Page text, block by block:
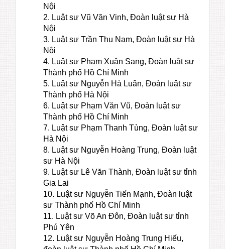
Nội
2. Luật sư Vũ Văn Vinh, Đoàn luật sư Hà
Nội
3. Luật sư Trần Thu Nam, Đoàn luật sư Hà
Nội
4. Luật sư Phạm Xuân Sang, Đoàn luật sư
Thành phố Hồ Chí Minh
5. Luật sư Nguyễn Hà Luân, Đoàn luật sư
Thành phố Hà Nội
6. Luật sư Phạm Văn Vũ, Đoàn luật sư
Thành phố Hồ Chí Minh
7. Luật sư Phạm Thanh Tùng, Đoàn luật sư
Hà Nội
8. Luật sư Nguyễn Hoàng Trung, Đoàn luật
sư Hà Nội
9. Luật sư Lê Văn Thành, Đoàn luật sư tỉnh
Gia Lai
10. Luật sư Nguyễn Tiến Mạnh, Đoàn luật
sư Thành phố Hồ Chí Minh
11. Luật sư Võ An Đôn, Đoàn luật sư tỉnh
Phú Yên
12. Luật sư Nguyễn Hoàng Trung Hiếu,